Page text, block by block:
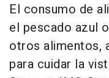
El consumo de
el pescado azul
otros alimentos,
para cuidar la